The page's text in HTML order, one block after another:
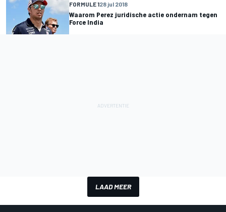
FORMULE 128 jul 2018
Waarom Perez juridische actie ondernam tegen
Force India
LAAD MEER